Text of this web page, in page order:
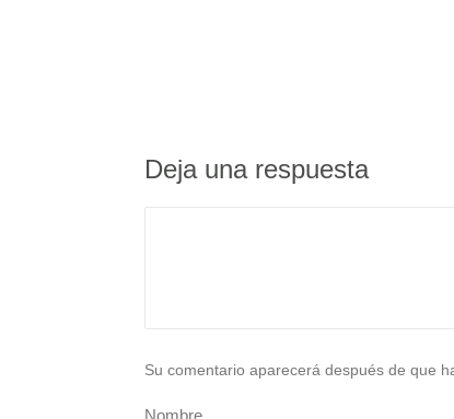
Deja una respuesta
Su comentario aparecerá después de que
Nombre